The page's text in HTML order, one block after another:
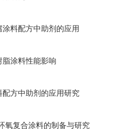
料配方中助剂的应用
涂料性能影响
配方中助剂的应用研究
氧复合涂料的制备与研究